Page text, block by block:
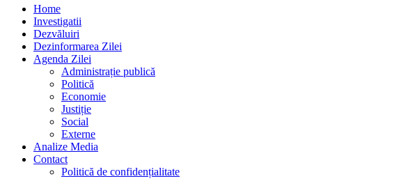
Home
Investigatii
Dezvăluiri
Dezinformarea Zilei
Agenda Zilei
Administrație publică
Politică
Economie
Justiție
Social
Externe
Analize Media
Contact
Politică de confidențialitate